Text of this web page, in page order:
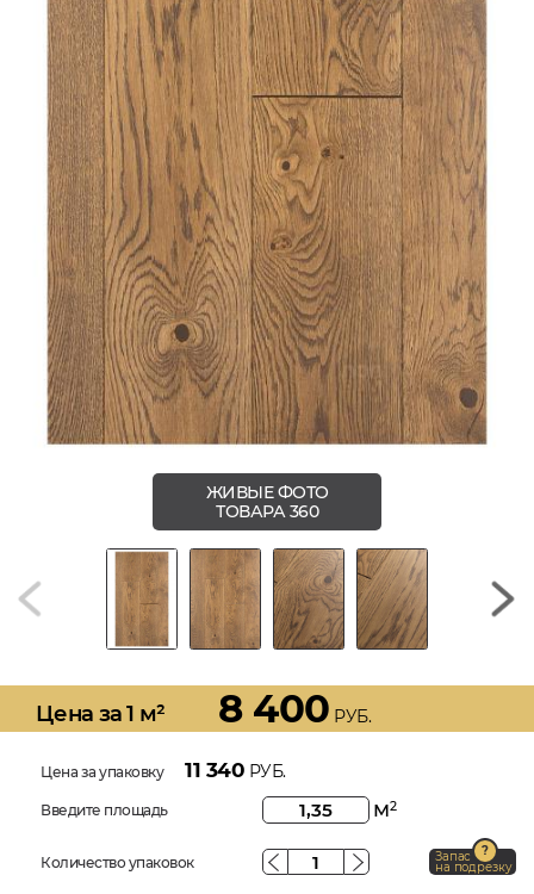
ЖИВЫЕ ФОТО
ТОВАРА 360
Цена за 1 м² 8 400 РУБ.
Цена за упаковку 11 340 РУБ.
Введите площадь м2
Количество упаковок Запас
на подрезку